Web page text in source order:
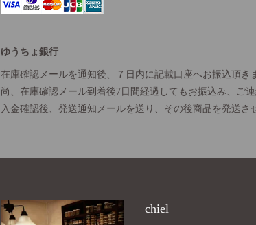
ゆうちょ銀行
在庫確認メールを通知後、７日内に記載口座へお振込頂き
尚、在庫確認メール到着後7日間経過してもお振込み、ご
入金確認後、発送通知メールを送り、その後商品を発送さ
chiel